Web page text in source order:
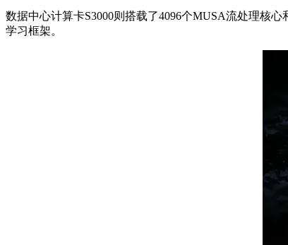
数据中心计算卡S3000则搭载了4096个MUSA流处理核
学习框架。